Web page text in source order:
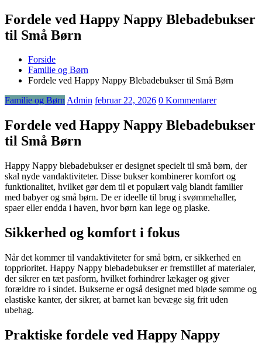
Fordele ved Happy Nappy Blebadebukser
til Små Børn
Forside
Familie og Børn
Fordele ved Happy Nappy Blebadebukser til Små Børn
Familie og BørnAdmin februar 22, 2026 0 Kommentarer
Fordele ved Happy Nappy Blebadebukser
til Små Børn
Happy Nappy blebadebukser er designet specielt til små børn, der
skal nyde vandaktiviteter. Disse bukser kombinerer komfort og
funktionalitet, hvilket gør dem til et populært valg blandt familier
med babyer og små børn. De er ideelle til brug i svømmehaller,
spaer eller endda i haven, hvor børn kan lege og plaske.
Sikkerhed og komfort i fokus
Når det kommer til vandaktiviteter for små børn, er sikkerhed en
topprioritet. Happy Nappy blebadebukser er fremstillet af materialer,
der sikrer en tæt pasform, hvilket forhindrer lækager og giver
forældre ro i sindet. Bukserne er også designet med bløde sømme og
elastiske kanter, der sikrer, at barnet kan bevæge sig frit uden
ubehag.
Praktiske fordele ved Happy Nappy